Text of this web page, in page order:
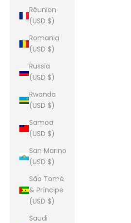
Réunion
(USD $)
Romania
(USD $)
Russia
(USD $)
Rwanda
(USD $)
Samoa
(USD $)
San Marino
(USD $)
São Tomé
& Príncipe
(USD $)
Saudi